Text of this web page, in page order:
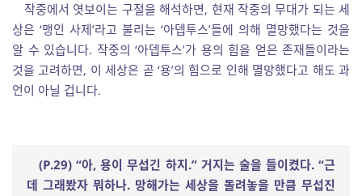
작중에서 엿보이는 구절을 해석하면, 현재 작중의 무대가 되는 세
상은 ‘맹인 사제’라고 불리는 ‘아뎁투스’들에 의해 멸망했다는 것을
알 수 있습니다. 작중의 ‘아뎁투스’가 용의 힘을 얻은 존재들이라는
것을 고려하면, 이 세상은 곧 ‘용’의 힘으로 인해 멸망했다고 해도 과
언이 아닐 겁니다.
(P.29) “아,용이 무섭긴 하지.” 거지는 술을 들이켰다. “근
데 그래봤자 뭐하나. 망해가는 세상을 돌려놓을 만큼 무섭진